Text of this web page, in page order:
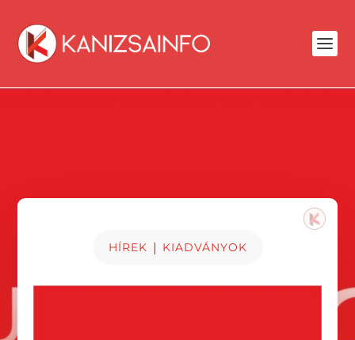
HÍREK | KIADVÁNYOK